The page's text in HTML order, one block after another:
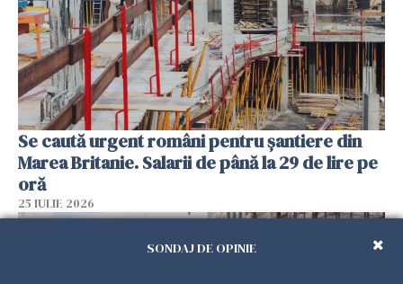
Se caută urgent români pentru șantiere din
Marea Britanie. Salarii de până la 29 de lire pe
oră
25 IULIE 2026
SONDAJ DE OPINIE